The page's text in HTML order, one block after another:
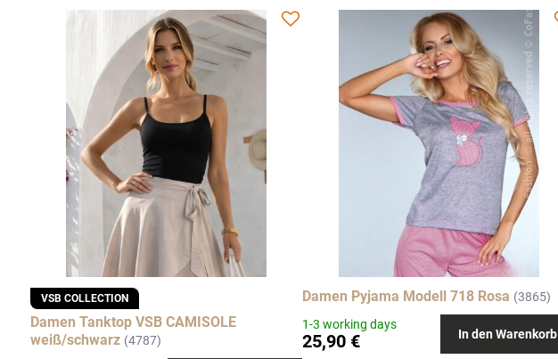
VSB COLLECTION
Damen Tanktop VSB CAMISOLE
weiß/schwarz (4787)
Damen Pyjama Modell 718 Rosa (3865)
1-3 working days
25,90 € In den Warenkorb